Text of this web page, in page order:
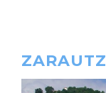
ZARAUTZ